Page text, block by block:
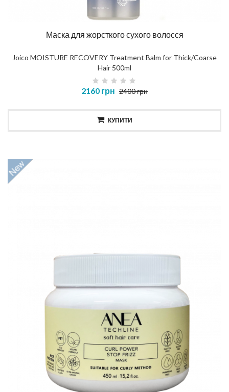
Маска для жорсткого сухого волосся
Joico MOISTURE RECOVERY Treatment Balm for Thick/Coarse
Hair 500ml
2160 грн 2400 грн
КУПИТИ